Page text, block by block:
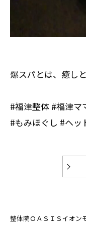
爆スパとは、癒し
#福津整体 #福津
#もみほぐし #ヘッ
整体院ＯＡＳＩＳイオン